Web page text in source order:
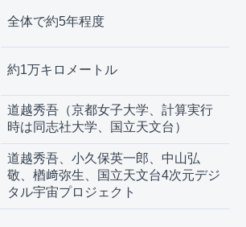
全体で約5年程度
約1万キロメートル
道越秀吾（京都女子大学、計算実行
時は同志社大学、国立天文台）
道越秀吾、小久保英一郎、中山弘
敬、楢﨑弥生、国立天文台4次元デジ
タル宇宙プロジェクト